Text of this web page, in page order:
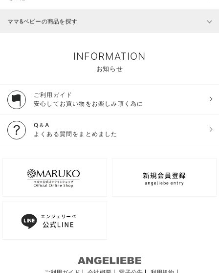
ママ&ベビーの商品を探す
INFORMATION
お知らせ
ご利用ガイド
安心してお買い物をお楽しみ頂く為に
Q＆A
よくある質問をまとめました